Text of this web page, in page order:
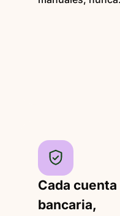
Cada cuenta
bancaria,